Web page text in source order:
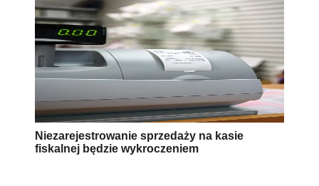
Niezarejestrowanie sprzedaży na kasie
fiskalnej będzie wykroczeniem